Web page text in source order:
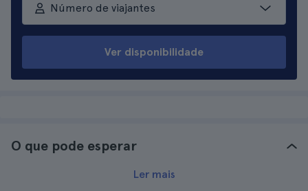
Número de viajantes
Ver disponibilidade
O que pode esperar
Ler mais